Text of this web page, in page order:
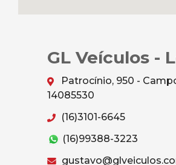
GL Veículos -
Patrocínio, 950 -
14085530
(16)3101-6645
(16)99388-3223